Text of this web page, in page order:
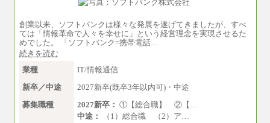
創業以来、ソフトバンクは様々な発展を遂げてきましたが、すべ
ては「情報革命で人々を幸せに」という経営理念を実現させるた
めでした。 「ソフトバンク=携帯電話…
続きを読む
業種
IT/情報通信
新卒／中途
2027新卒(既卒3年以内可)・中途
募集職種
2027新卒： ①【総合職】 ②【…
中途：
（1）総合職 （2）ア…